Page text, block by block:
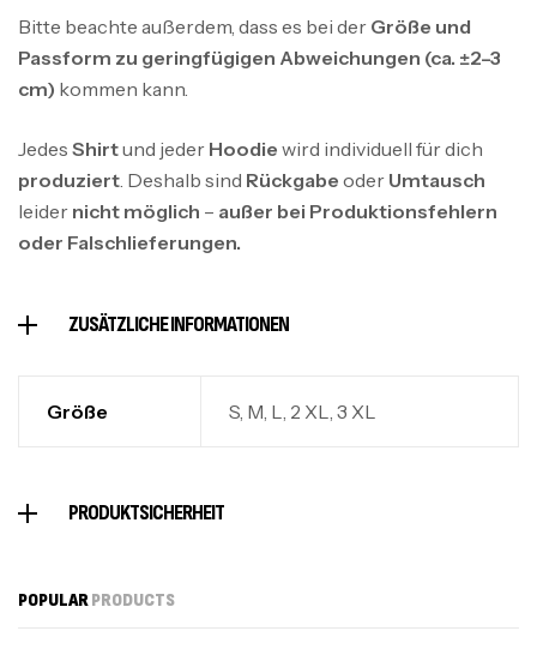
Bitte beachte außerdem, dass es bei der Größe und
Passform zu geringfügigen Abweichungen (ca. ±2–3
cm) kommen kann.
Jedes Shirtund jeder Hoodie wird individuell für dich
produziert. Deshalb sind Rückgabe oder Umtausch
leider nicht möglich – außer bei Produktionsfehlern
oder Falschlieferungen.
ZUSÄTZLICHE INFORMATIONEN
Größe S, M, L, 2 XL, 3 XL
PRODUKTSICHERHEIT
POPULARPRODUCTS